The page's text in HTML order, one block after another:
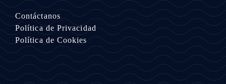
Contáctanos
Política de Privacidad
Política de Cookies